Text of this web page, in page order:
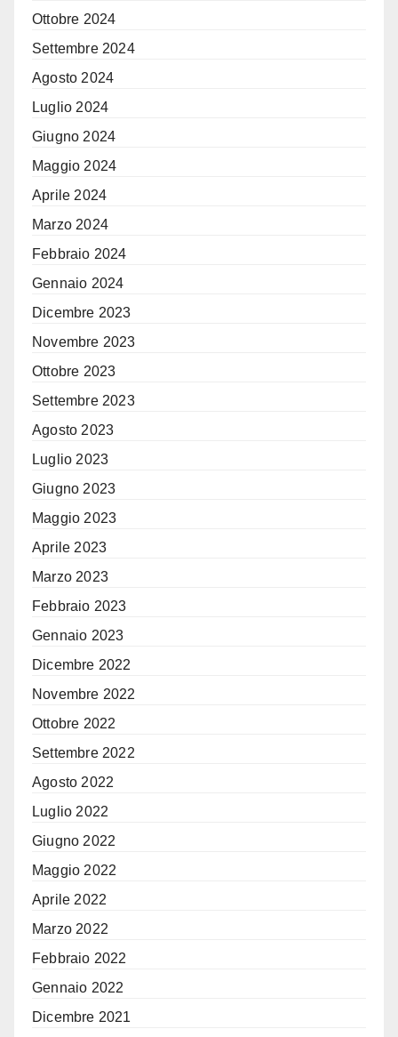
Ottobre 2024
Settembre 2024
Agosto 2024
Luglio 2024
Giugno 2024
Maggio 2024
Aprile 2024
Marzo 2024
Febbraio 2024
Gennaio 2024
Dicembre 2023
Novembre 2023
Ottobre 2023
Settembre 2023
Agosto 2023
Luglio 2023
Giugno 2023
Maggio 2023
Aprile 2023
Marzo 2023
Febbraio 2023
Gennaio 2023
Dicembre 2022
Novembre 2022
Ottobre 2022
Settembre 2022
Agosto 2022
Luglio 2022
Giugno 2022
Maggio 2022
Aprile 2022
Marzo 2022
Febbraio 2022
Gennaio 2022
Dicembre 2021